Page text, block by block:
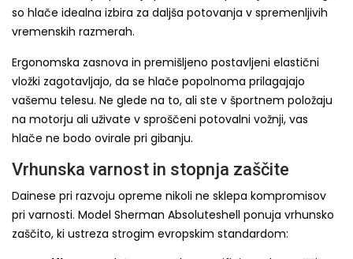
so hlače idealna izbira za daljša potovanja v spremenljivih
vremenskih razmerah.
Ergonomska zasnova in premišljeno postavljeni elastični
vložki zagotavljajo, da se hlače popolnoma prilagajajo
vašemu telesu. Ne glede na to, ali ste v športnem položaju
na motorju ali uživate v sproščeni potovalni vožnji, vas
hlače ne bodo ovirale pri gibanju.
Vrhunska varnost in stopnja zaščite
Dainese pri razvoju opreme nikoli ne sklepa kompromisov
pri varnosti. Model Sherman Absoluteshell ponuja vrhunsko
zaščito, ki ustreza strogim evropskim standardom: